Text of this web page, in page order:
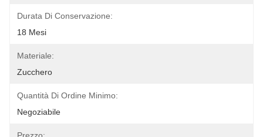
Durata Di Conservazione:
18 Mesi
Materiale:
Zucchero
Quantità Di Ordine Minimo:
Negoziabile